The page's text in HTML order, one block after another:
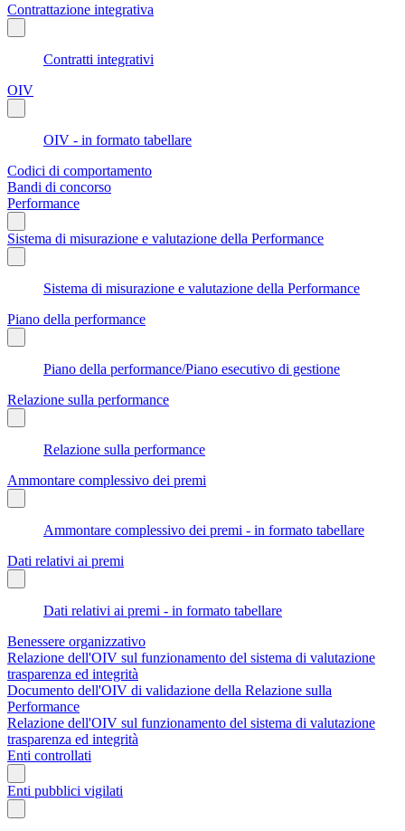
Contrattazione integrativa
Contratti integrativi
OIV
OIV - in formato tabellare
Codici di comportamento
Bandi di concorso
Performance
Sistema di misurazione e valutazione della Performance
Sistema di misurazione e valutazione della Performance
Piano della performance
Piano della performance/Piano esecutivo di gestione
Relazione sulla performance
Relazione sulla performance
Ammontare complessivo dei premi
Ammontare complessivo dei premi - in formato tabellare
Dati relativi ai premi
Dati relativi ai premi - in formato tabellare
Benessere organizzativo
Relazione dell'OIV sul funzionamento del sistema di valutazione
trasparenza ed integrità
Documento dell'OIV di validazione della Relazione sulla
Performance
Relazione dell'OIV sul funzionamento del sistema di valutazione
trasparenza ed integrità
Enti controllati
Enti pubblici vigilati